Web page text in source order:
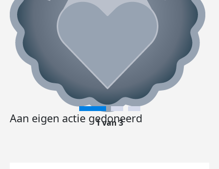
Aan eigen actie gedoneerd
1 van 3